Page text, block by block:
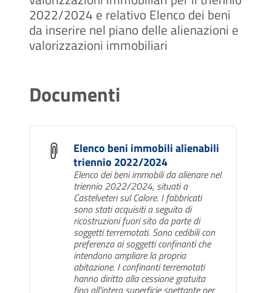
2022/2024 e relativo Elenco dei beni
da inserire nel piano delle alienazioni e
valorizzazioni immobiliari
Documenti
Elenco beni immobili alienabili
triennio 2022/2024
Elenco dei beni immobili da alienare nel
triennio 2022/2024, situati a
Castelveteri sul Calore. I fabbricati
sono stati acquisiti a seguito di
ricostruzioni fuori sito da parte di
soggetti terremotati. Sono cedibili con
preferenza ai soggetti confinanti che
intendono ampliare la propria
abitazione. I confinanti terremotati
hanno diritto alla cessione gratuita
fino all'intera superficie spettante per